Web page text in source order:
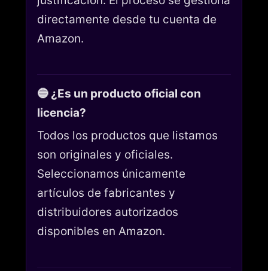
directamente desde tu cuenta de
Amazon.
🔵 ¿Es un producto oficial con
licencia?
Todos los productos que listamos
son originales y oficiales.
Seleccionamos únicamente
artículos de fabricantes y
distribuidores autorizados
disponibles en Amazon.